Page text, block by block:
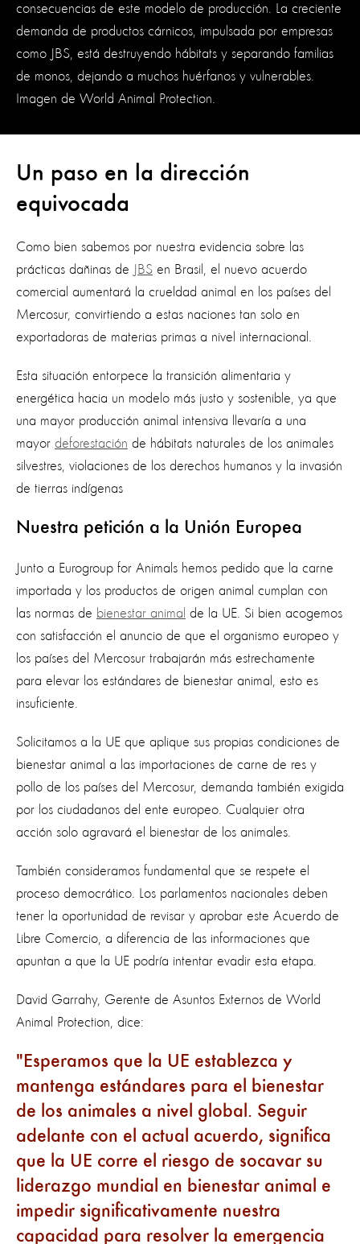
consecuencias de este modelo de producción. La creciente
demanda de productos cárnicos, impulsada por empresas
como JBS, está destruyendo hábitats y separando familias
de monos, dejando a muchos huérfanos y vulnerables.
Imagen de World Animal Protection.
Un paso en la dirección
equivocada
Como bien sabemos por nuestra evidencia sobre las
prácticas dañinas de
JBS en Brasil, el nuevo acuerdo
comercial aumentará la crueldad animal en los países del
Mercosur, convirtiendo a estas naciones tan solo en
exportadoras de materias primas a nivel internacional.
Esta situación entorpece la transición alimentaria y
energética hacia un modelo más justo y sostenible, ya que
una mayor producción animal intensiva llevaría a una
mayor deforestación de hábitats naturales de los animales
silvestres, violaciones de los derechos humanos y la invasión
de tierras indígenas
Nuestra petición a la Unión Europea
Junto a Eurogroup for Animals hemos pedido que la carne
importada y los productos de origen animal cumplan con
las normas de bienestar animal de la UE. Si bien acogemos
con satisfacción el anuncio de que el organismo europeo y
los países del Mercosur trabajarán más estrechamente
para elevar los estándares de bienestar animal, esto es
insuficiente.
Solicitamos a la UE que aplique sus propias condiciones de
bienestar animal a las importaciones de carne de res y
pollo de los países del Mercosur, demanda también exigida
por los ciudadanos del ente europeo. Cualquier otra
acción solo agravará el bienestar de los animales.
También consideramos fundamental que se respete el
proceso democrático. Los parlamentos nacionales deben
tener la oportunidad de revisar y aprobar este Acuerdo de
Libre Comercio, a diferencia de las informaciones que
apuntan a que la UE podría intentar evadir esta etapa.
David Garrahy, Gerente de Asuntos Externos de World
Animal Protection, dice:
Esperamos que la UE establezca y
mantenga estándares para el bienestar
de los animales a nivel global. Seguir
adelante con el actual acuerdo, significa
que la UE corre el riesgo de socavar su
liderazgo mundial en bienestar animal e
impedir significativamente nuestra
capacidad para resolver la emergencia